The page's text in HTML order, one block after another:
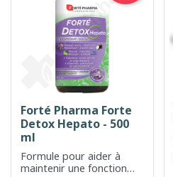
Forté Pharma Forte
Detox Hepato - 500
ml
Formule pour aider à
maintenir une fonction